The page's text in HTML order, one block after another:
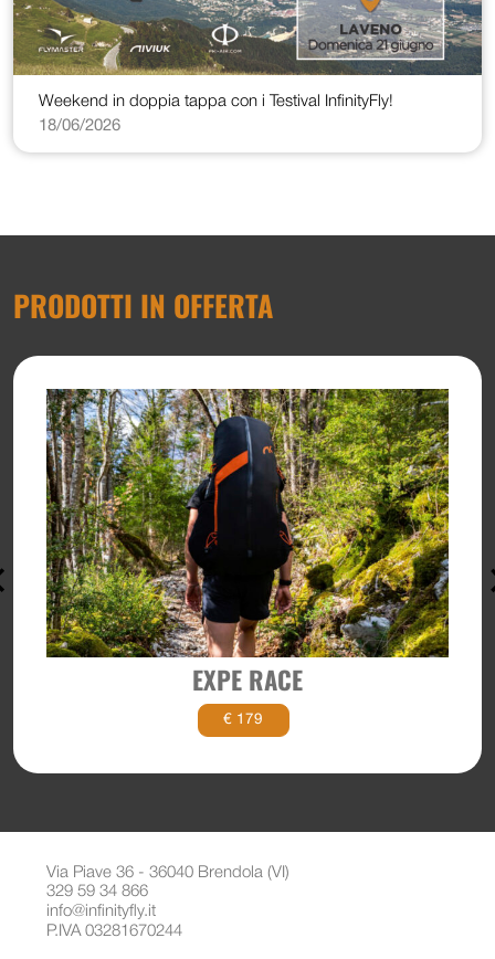
Weekend in doppia tappa con i Testival InfinityFly!
18/06/2026
PRODOTTI IN OFFERTA
EXPE RACE
€ 179
Via Piave 36 - 36040 Brendola (VI)
329 59 34 866
info@infinityfly.it
P.IVA 03281670244